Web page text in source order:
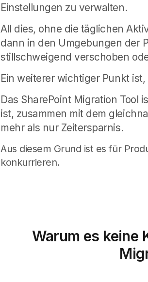
Einstellungen zu verwalten.
All dies, ohne die täglichen
dann in den Umgebungen der
stillschweigend verschoben
Ein weiterer wichtiger Punkt
Das SharePoint Migration Tool
ist, zusammen mit dem
mehr als nur Zeitersparnis.
Aus diesem Grund ist es für
konkurrieren.
Warum es keine